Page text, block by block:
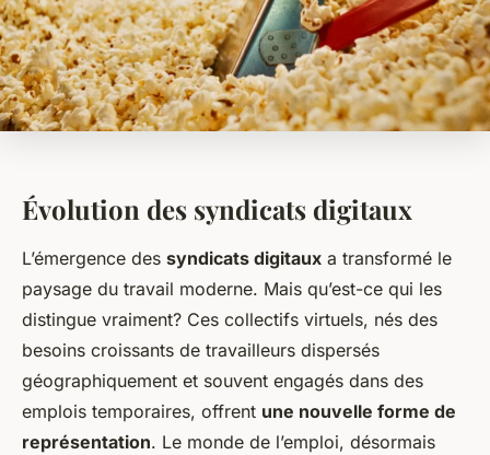
Évolution des syndicats digitaux
L’émergence des syndicats digitaux a transformé le
paysage du travail moderne. Mais qu’est-ce qui les
distingue vraiment? Ces collectifs virtuels, nés des
besoins croissants de travailleurs dispersés
géographiquement et souvent engagés dans des
emplois temporaires, offrent une nouvelle forme de
représentation. Le monde de l’emploi, désormais